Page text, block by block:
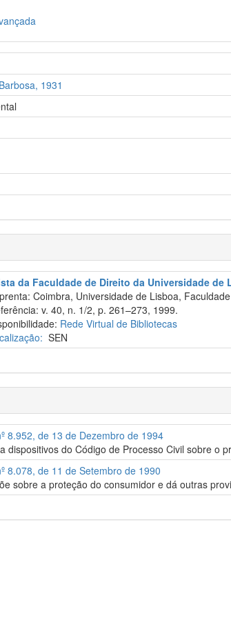
1931
da Faculdade de Direito da Universidade de
Coimbra, Universidade de Lisboa,
v. 40, n. 1/2, p. 261–273, 1999.
Rede Virtual de Bibliotecas
SEN
8.952, de 13 de Dezembro de 1994
dispositivos do Código de Processo Civil sobre o
8.078, de 11 de Setembro de 1990
sobre a proteção do consumidor e dá outras